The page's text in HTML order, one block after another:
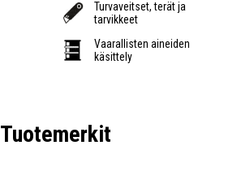
Turvaveitset, terät ja
tarvikkeet
Vaarallisten aineiden
käsittely
Tuotemerkit